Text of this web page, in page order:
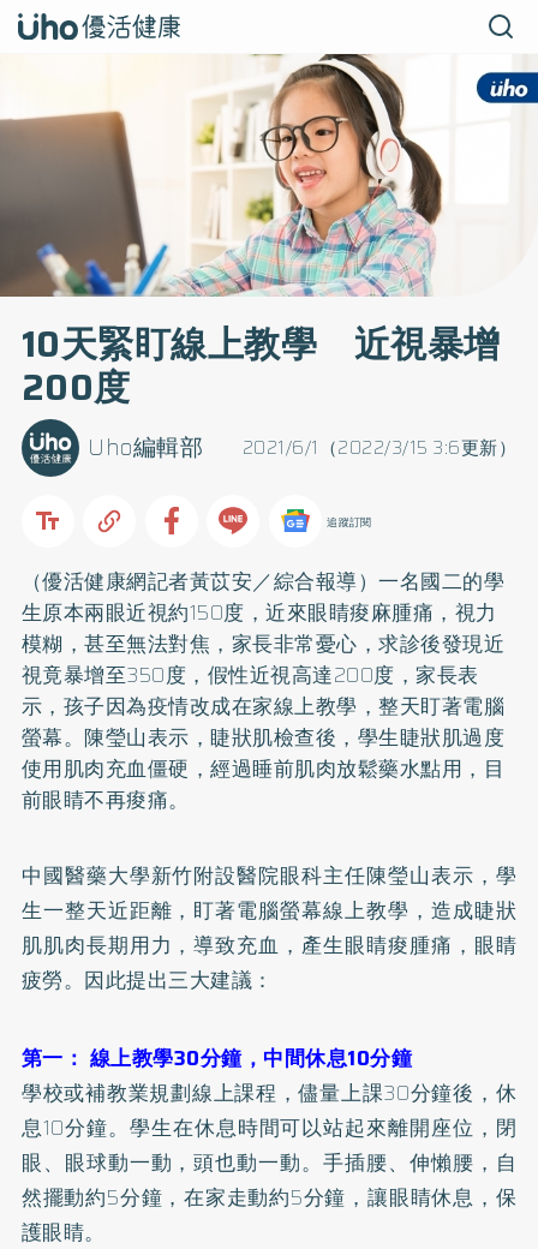
10天緊盯線上教學 近視暴增
200度
2021/6/1（2022/3/15 3:6更新）
Uho編輯部
追蹤訂閱
（優活健康網記者黃苡安／綜合報導）一名國二的學
生原本兩眼近視約150度，近來眼睛痠麻腫痛，視力
模糊，甚至無法對焦，家長非常憂心，求診後發現近
視竟暴增至350度，假性近視高達200度，家長表
示，孩子因為疫情改成在家線上教學，整天盯著電腦
螢幕。陳瑩山表示，睫狀肌檢查後，學生睫狀肌過度
使用肌肉充血僵硬，經過睡前肌肉放鬆藥水點用，目
前眼睛不再痠痛。
中國醫藥大學新竹附設醫院眼科主任陳瑩山表示，學
生一整天近距離，盯著電腦螢幕線上教學，造成睫狀
肌肌肉長期用力，導致充血，產生眼睛痠腫痛，眼睛
疲勞。因此提出三大建議：
第一： 線上教學30分鐘，中間休息10分鐘
學校或補教業規劃線上課程，儘量上課30分鐘後，休
息10分鐘。學生在休息時間可以站起來離開座位，閉
眼、眼球動一動，頭也動一動。手插腰、伸懶腰，自
然擺動約5分鐘，在家走動約5分鐘，讓眼睛休息，保
護眼睛。